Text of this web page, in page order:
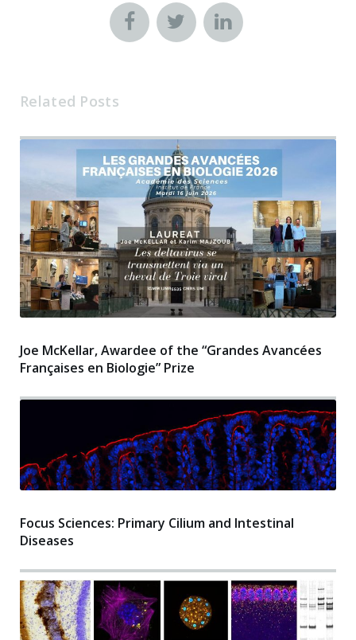
Related Posts
Joe McKellar, Awardee of the “Grandes Avancées
Françaises en Biologie” Prize
Focus Sciences: Primary Cilium and Intestinal
Diseases